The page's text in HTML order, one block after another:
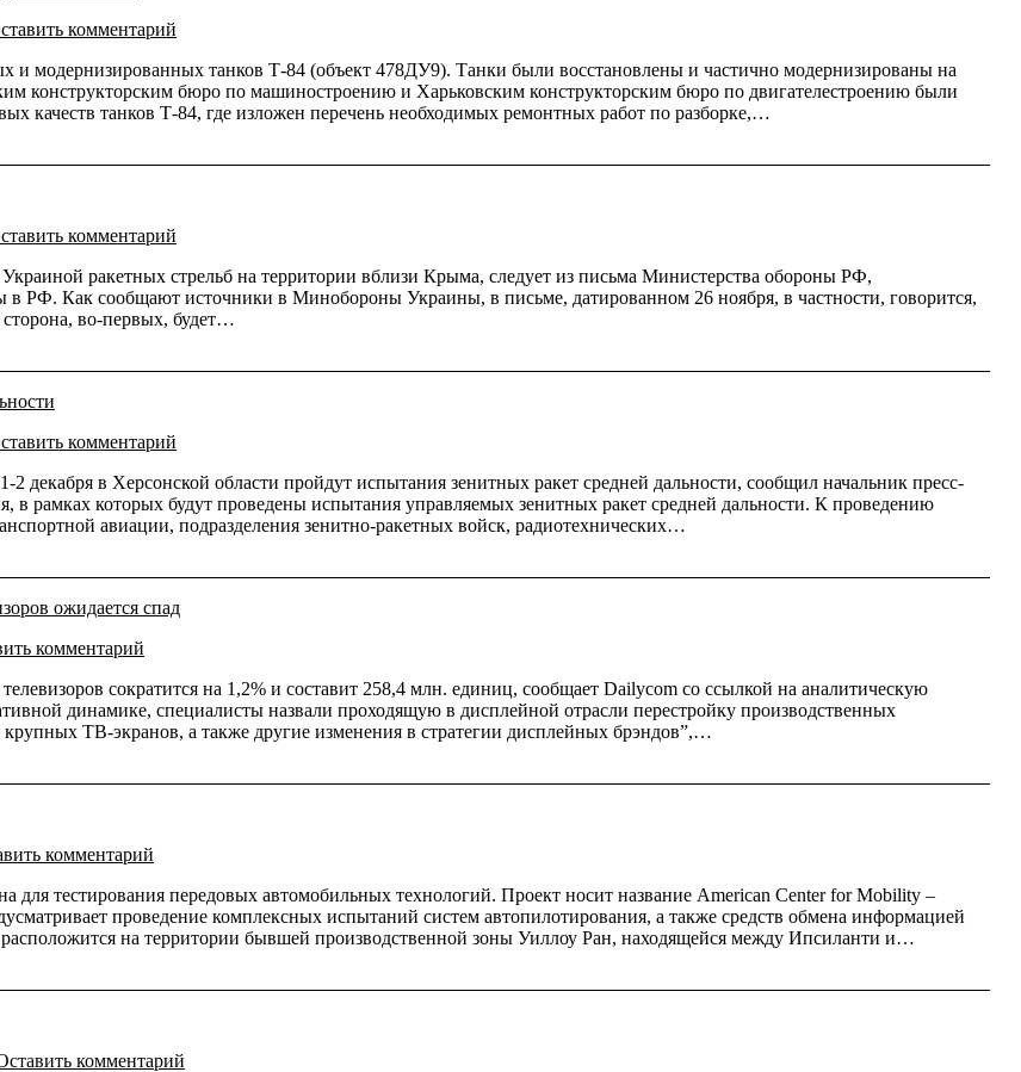
комментарий
модернизированных танков Т-84 (объект 478ДУ9). Танки были восстановлены и частично модернизированы на
конструкторским бюро по машиностроению и Харьковским конструкторским бюро по двигателестроению были
качеств танков Т-84, где изложен перечень необходимых ремонтных работ по разборке,…
комментарий
ракетных стрельб на территории вблизи Крыма, следует из письма Министерства обороны РФ,
в РФ. Как сообщают источники в Минобороны Украины, в письме, датированном 26 ноября, в частности, говорится,
во-первых, будет…
комментарий
в Херсонской области пройдут испытания зенитных ракет средней дальности, сообщил начальник пресс-
рамках которых будут проведены испытания управляемых зенитных ракет средней дальности. К проведению
авиации, подразделения зенитно-ракетных войск, радиотехнических…
ожидается спад
комментарий
сократится на 1,2% и составит 258,4 млн. единиц, сообщает Dailycom со ссылкой на аналитическую
динамике, специалисты назвали проходящую в дисплейной отрасли перестройку производственных
ТВ-экранов, а также другие изменения в стратегии дисплейных брэндов”,…
комментарий
для тестирования передовых автомобильных технологий. Проект носит название American Center for Mobility –
проведение комплексных испытаний систем автопилотирования, а также средств обмена информацией
на территории бывшей производственной зоны Уиллоу Ран, находящейся между Ипсиланти и…
комментарий